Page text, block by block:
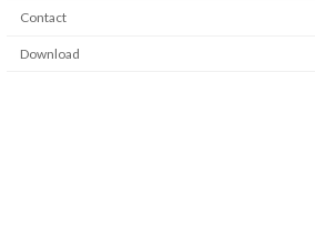
Contact
Download